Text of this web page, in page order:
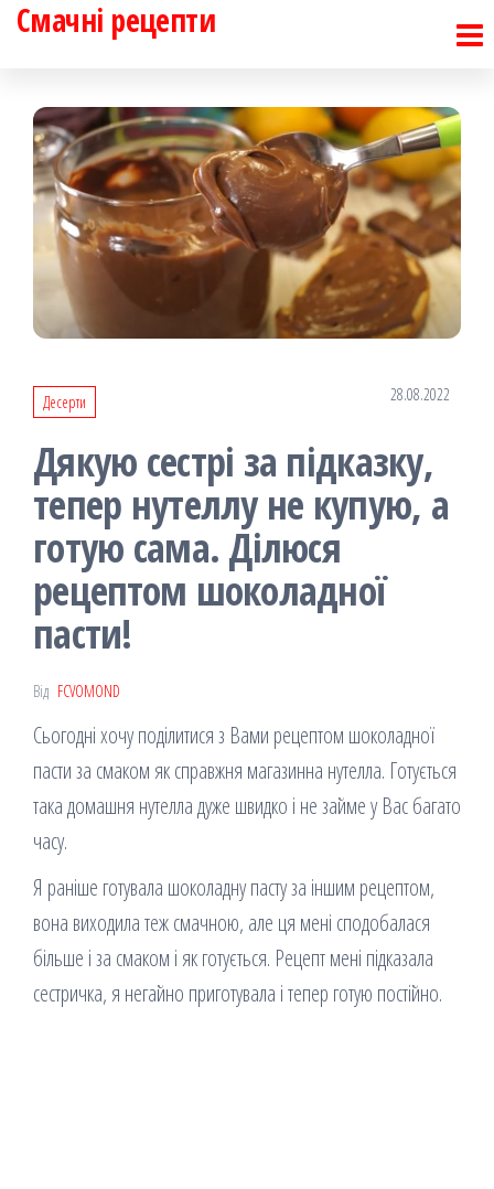
Перейти
Смачні рецепти
Десерти 28.08.2022
Дякую сестрі за підказку,
тепер нутеллу не купую, а
готую сама. Ділюся
рецептом шоколадної
пасти!
Від FCVOMOND
Сьогодні хочу поділитися з Вами рецептом шоколадної
пасти за смаком як справжня магазинна нутелла. Готується
така домашня нутелла дуже швидко і не займе у Вас багато
часу.
Я раніше готувала шоколадну пасту за іншим рецептом,
вона виходила теж смачною, але ця мені сподобалася
більше і за смаком і як готується. Рецепт мені підказала
сестричка, я негайно приготувала і тепер готую постійно.